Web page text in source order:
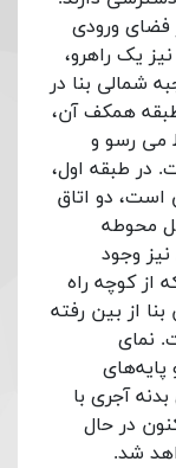
فضای ورودی
یک راهرو،
شمالی بنا در
همکف آن،
می رسو و
در طبقه اول،
است، دو اتاق
محوطه
وجود
از کوچه راه
از بین رفته
نمای
پایه‌های
آجری با
در حال
شد.